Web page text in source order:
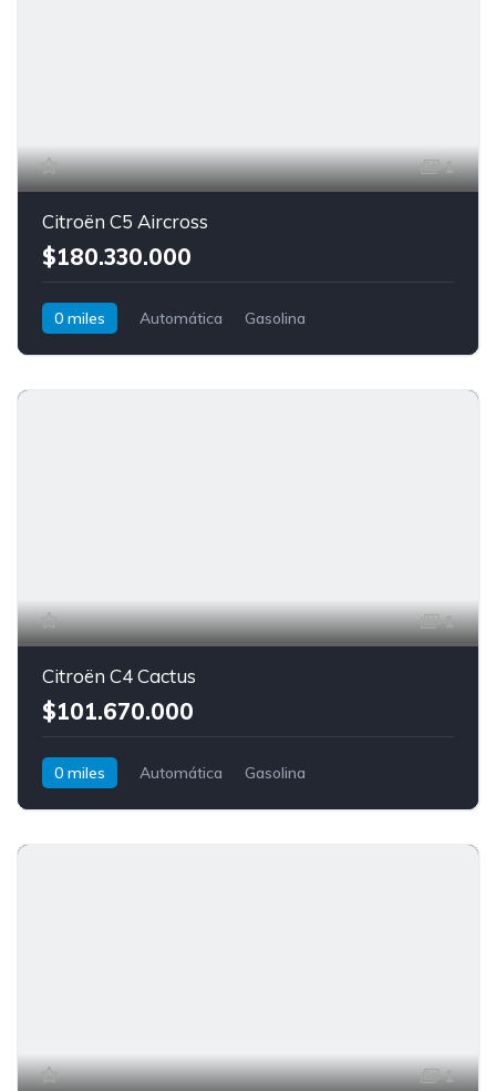
1
Citroën C5 Aircross
$180.330.000
0 miles Automática
Gasolina
1
Citroën C4 Cactus
$101.670.000
0 miles Automática
Gasolina
1